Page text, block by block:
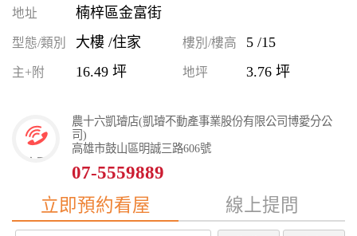
地址 楠梓區金富街
型態/類別 大樓 /住家 樓別/樓高 5 /15
主+附 16.49 坪 地坪 3.76 坪
農十六凱璿店(凱璿不動產事業股份有限公司博愛分公
司)
高雄市鼓山區明誠三路606號
07-5559889
立即預約看屋
線上提問